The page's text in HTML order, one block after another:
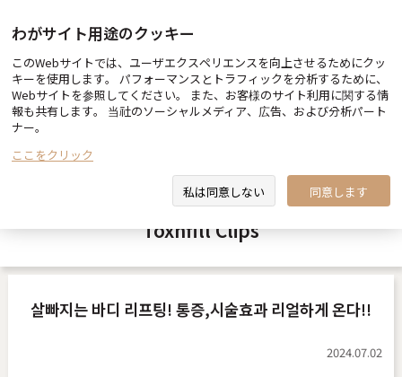
トックスエンフィル(toxnfill)ビュー
ティーグループ
医師＆スタッフ紹介
トックスエンフィル(toxnfill)動画
Toxnfill Clips
살빠지는 바디 리프팅! 통증,시술효과 리얼하게 온다!!
2024.07.02
わがサイト用途のクッキー
このWebサイトでは、ユーザエクスペリエンスを向上させるためにクッ
キーを使用します。 パフォーマンスとトラフィックを分析するために、
Webサイトを参照してください。 また、お客様のサイト利用に関する情
報も共有します。 当社のソーシャルメディア、広告、および分析パート
ナー。
ここをクリック
私は同意しない 同意します